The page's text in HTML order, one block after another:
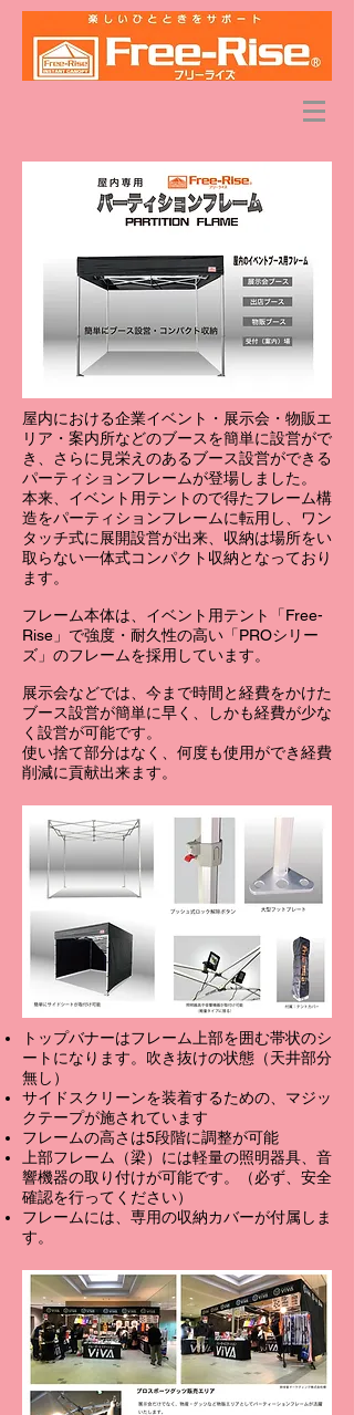
屋内における企業イベント・展示会・物販エ
リア・案内所などのブースを簡単に設営がで
き、さらに見栄えのあるブース設営ができる
パーティションフレームが登場しました。
本来、イベント用テントので得たフレーム構
造をパーティションフレームに転用し、ワン
タッチ式に展開設営が出来、収納は場所をい
取らない一体式コンパクト収納となっており
ます。
フレーム本体は、イベント用テント「Free-
Rise」で強度・耐久性の高い「PROシリー
ズ」のフレームを採用しています。
展示会などでは、今まで時間と経費をかけた
ブース設営が簡単に早く、しかも経費が少な
く設営が可能です。
使い捨て部分はなく、何度も使用ができ経費
削減に貢献出来ます。
トップバナーはフレーム上部を囲む帯状のシ
ートになります。吹き抜けの状態（天井部分
無し）
サイドスクリーンを装着するための、マジッ
クテープが施されています
フレームの高さは5段階に調整が可能
上部フレーム（梁）には軽量の照明器具、音
響機器の取り付けが可能です。（必ず、安全
確認を行ってください）
フレームには、専用の収納カバーが付属しま
す。